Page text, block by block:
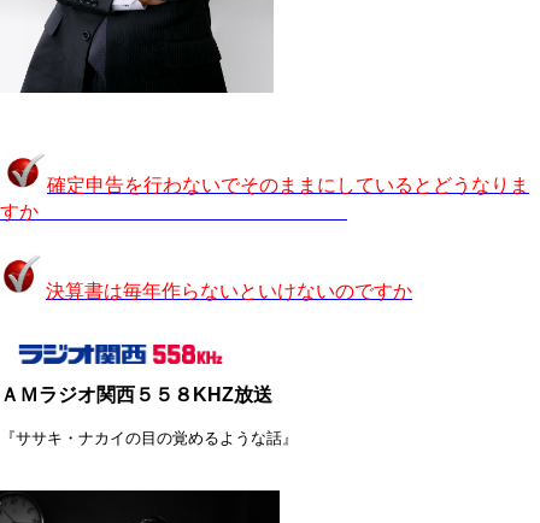
確定申告を行わないでそのままにしているとどうなりま
すか
決算書は毎年作らないといけないのですか
ＡＭラジオ関西５５８KHZ放送
『ササキ・ナカイの目の覚めるような話』